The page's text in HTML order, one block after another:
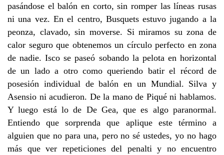
pasándose el balón en corto, sin romper las líneas rusas
ni una vez. En el centro, Busquets estuvo jugando a la
peonza, clavado, sin moverse. Si miramos su zona de
calor seguro que obtenemos un círculo perfecto en zona
de nadie. Isco se paseó sobando la pelota en horizontal
de un lado a otro como queriendo batir el récord de
posesión individual de balón en un Mundial. Silva y
Asensio ni acudieron. De la mano de Piqué ni hablamos.
Y luego está lo de De Gea, que es algo paranormal.
Entiendo que sorprenda que aplique este término a
alguien que no para una, pero no sé ustedes, yo no hago
más que ver repeticiones del penalti y no encuentro